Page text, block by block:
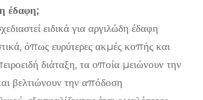
έδαφη;
ειδικά για αργιλώδη έδαφη
όπως ευρύτερες ακμές κοπής και
διάταξη, τα οποία μειώνουν την
βελτιώνουν την απόδοση